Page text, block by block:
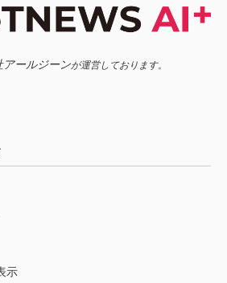
アールジーンが運営しております。
示